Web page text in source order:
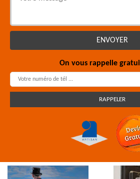
On vous rappelle